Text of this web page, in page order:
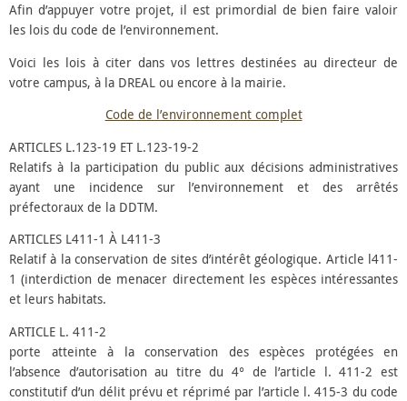
Afin d’appuyer votre projet, il est primordial de bien faire valoir
les lois du code de l’environnement.
Voici les lois à citer dans vos lettres destinées au directeur de
votre campus, à la DREAL ou encore à la mairie.
Code de l’environnement complet
ARTICLES L.123-19 ET L.123-19-2
Relatifs à la participation du public aux décisions administratives
ayant une incidence sur l’environnement et des arrêtés
préfectoraux de la DDTM.
ARTICLES L411-1 À L411-3
Relatif à la conservation de sites d’intérêt géologique. Article l411-
1 (interdiction de menacer directement les espèces intéressantes
et leurs habitats.
ARTICLE L. 411-2
porte atteinte à la conservation des espèces protégées en
l’absence d’autorisation au titre du 4° de l’article l. 411-2 est
constitutif d’un délit prévu et réprimé par l’article l. 415-3 du code